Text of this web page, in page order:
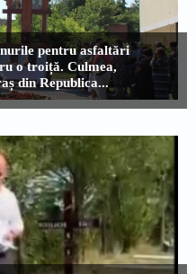
pentru asfaltări
o troiță. Culmea,
din Republica...